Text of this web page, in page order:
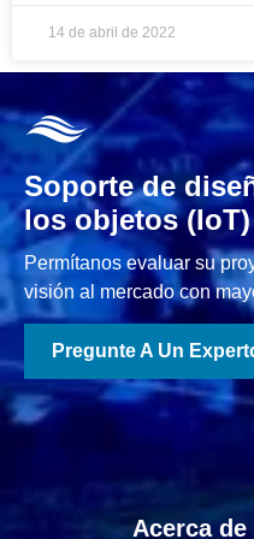
14 de abril de 2022
Soporte de
los objetos (IoT)
Permítanos evaluar su
visión al mercado con
Pregunte A Un
Acerca